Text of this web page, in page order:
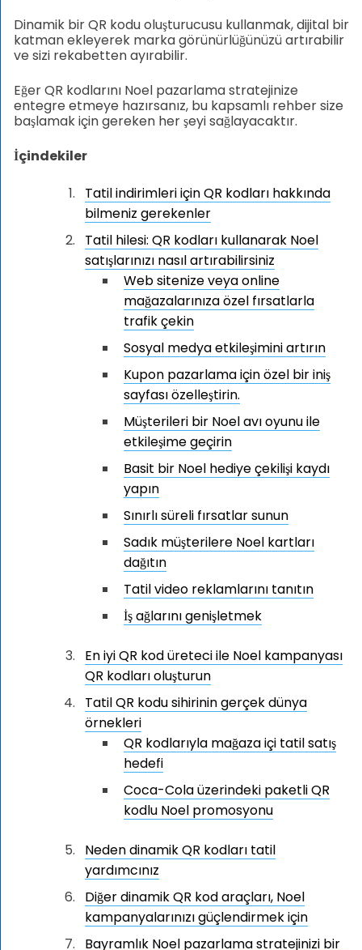
Dinamik bir QR kodu oluşturucusu kullanmak, dijital bir
katman ekleyerek marka görünürlüğünüzü artırabilir
ve sizi rekabetten ayırabilir.
Eğer QR kodlarını Noel pazarlama stratejinize
entegre etmeye hazırsanız, bu kapsamlı rehber size
başlamak için gereken her şeyi sağlayacaktır.
İçindekiler
Tatil indirimleri için QR kodları hakkında
bilmeniz gerekenler
Tatil hilesi: QR kodları kullanarak Noel
satışlarınızı nasıl artırabilirsiniz
Web sitenize veya online
mağazalarınıza özel fırsatlarla
trafik çekin
Sosyal medya etkileşimini artırın
Kupon pazarlama için özel bir iniş
sayfası özelleştirin.
Müşterileri bir Noel avı oyunu ile
etkileşime geçirin
Basit bir Noel hediye çekilişi kaydı
yapın
Sınırlı süreli fırsatlar sunun
Sadık müşterilere Noel kartları
dağıtın
Tatil video reklamlarını tanıtın
İş ağlarını genişletmek
En iyi QR kod üreteci ile Noel kampanyası
QR kodları oluşturun
Tatil QR kodu sihirinin gerçek dünya
örnekleri
QR kodlarıyla mağaza içi tatil satış
hedefi
Coca-Cola üzerindeki paketli QR
kodlu Noel promosyonu
Neden dinamik QR kodları tatil
yardımcınız
Diğer dinamik QR kod araçları, Noel
kampanyalarınızı güçlendirmek için
Bayramlık Noel pazarlama stratejinizi bir